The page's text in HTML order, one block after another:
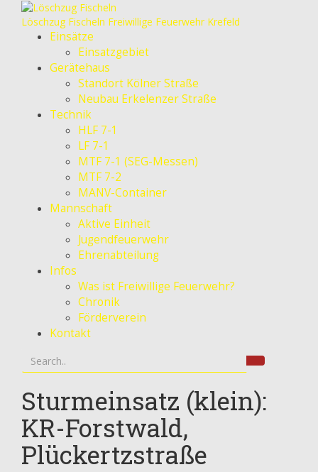
Löschzug Fischeln Freiwillige Feuerwehr Krefeld
Einsätze
Einsatzgebiet
Gerätehaus
Standort Kölner Straße
Neubau Erkelenzer Straße
Technik
HLF 7-1
LF 7-1
MTF 7-1 (SEG-Messen)
MTF 7-2
MANV-Container
Mannschaft
Aktive Einheit
Jugendfeuerwehr
Ehrenabteilung
Infos
Was ist Freiwillige Feuerwehr?
Chronik
Förderverein
Kontakt
Sturmeinsatz (klein):
KR-Forstwald,
Plückertzstraße